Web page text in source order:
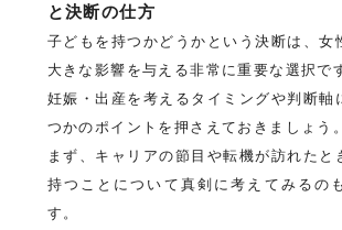
と決断の仕方
子どもを持つかどうかという決断は、女
大きな影響を与える非常に重要な選択で
妊娠・出産を考えるタイミングや判断軸
つかのポイントを押さえておきましょう。
まず、キャリアの節目や転機が訪れたと
持つことについて真剣に考えてみるの
す。